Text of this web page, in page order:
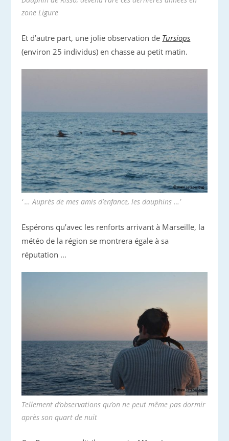
zone Ligure
Et d’autre part, une jolie observation de Tursiops
(environ 25 individus) en chasse au petit matin.
‘ …Auprès de mes amis d’enfance, les dauphins …’
Espérons qu’avec les renforts arrivant à Marseille, la
météo de la région se montrera égale à sa
réputation …
Tellement d’observations qu’on ne peut même pas dormir
après son quart de nuit